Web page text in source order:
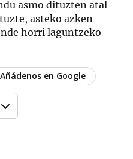
asmo dituzten atal
asteko azken
horri laguntzeko
Añádenos en Google